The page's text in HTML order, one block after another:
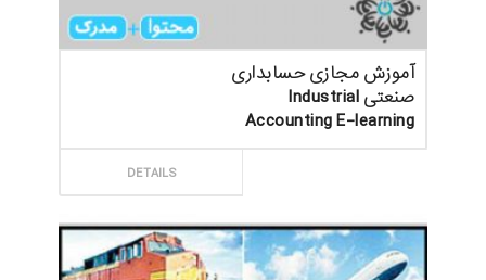
آموزش مجازی حسابداری
صنعتی Industrial
Accounting E-learning
DETAILS